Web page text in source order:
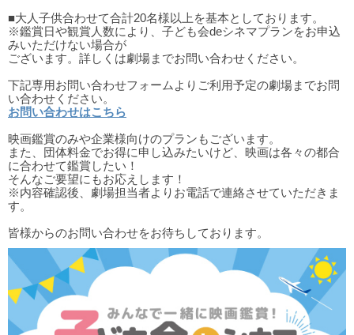
■大人子供合わせて合計20名様以上を基本としております。
※鑑賞日や観賞人数により、子ども会deシネマプランをお申込
みいただけない場合が
ございます。詳しくは劇場までお問い合わせください。
下記専用お問い合わせフォームよりご利用予定の劇場までお問
い合わせください。
お問い合わせはこちら
映画鑑賞のみや企業様向けのプランもございます。
また、団体料金でお得に申し込みたいけど、映画は各々の都合
に合わせて鑑賞したい！
そんなご要望にもお応えします！
※内容確認後、劇場担当者よりお電話で連絡させていただきま
す。
皆様からのお問い合わせをお待ちしております。